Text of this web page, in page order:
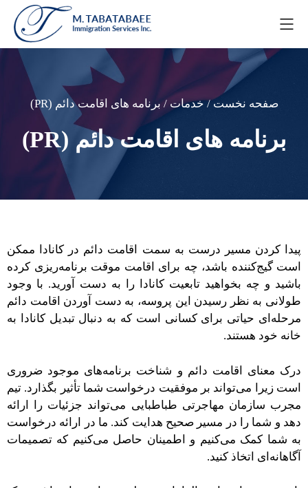
صفحه نخست/خدمات / برنامه ھای اقامت دائم (PR)
برنامه ھای اقامت دائم (PR)
پیدا کردن مسیر درست به سمت اقامت دائم در کانادا ممکن
است گیج‌کننده باشد، چه برای اقامت موقت برنامه‌ریزی کرده
باشید و چه بخواهید تابعیت کانادا را به دست آورید. با وجود
طولانی به نظر رسیدن این پروسه، به دست آوردن اقامت دائم
مرحله‌ای حیاتی برای کسانی است که به دنبال تبدیل کانادا به
خانه خود هستند.
درک معنای اقامت دائم و شناخت برنامه‌های موجود ضروری
است زیرا می‌تواند بر موفقیت درخواست شما تأثیر بگذارد. تیم
مجرب سازمان مهاجرتی طباطبایی می‌تواند جزئیات را ارائه
دهد و شما را در مسیر صحیح هدایت کند. ما در ارائه درخواست
به شما کمک می‌کنیم و اطمینان حاصل می‌کنیم که تصمیمات
آگاهانه‌ای اتخاذ کنید.